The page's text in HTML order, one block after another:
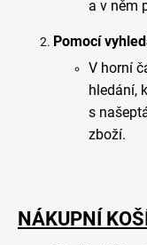
a v něm
Pomocí
V horní
hledání,
s
zboží.
NÁKUPNÍ